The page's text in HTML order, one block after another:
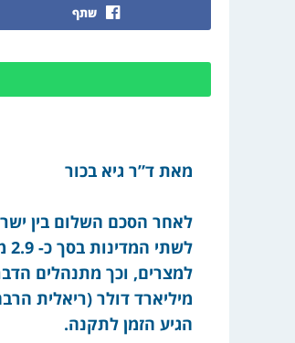
שתף
מאת ד”ר גיא בכור
לאחר הסכם השלום בין
מיליארד דולר (ריאלית
הגיע הזמן לתקנה.